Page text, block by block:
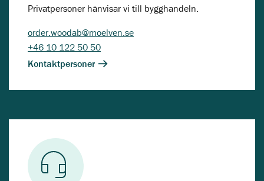
Privatpersoner hänvisar vi till bygghandeln.
order.woodab@moelven.se
+46 10 122 50 50
Kontaktpersoner